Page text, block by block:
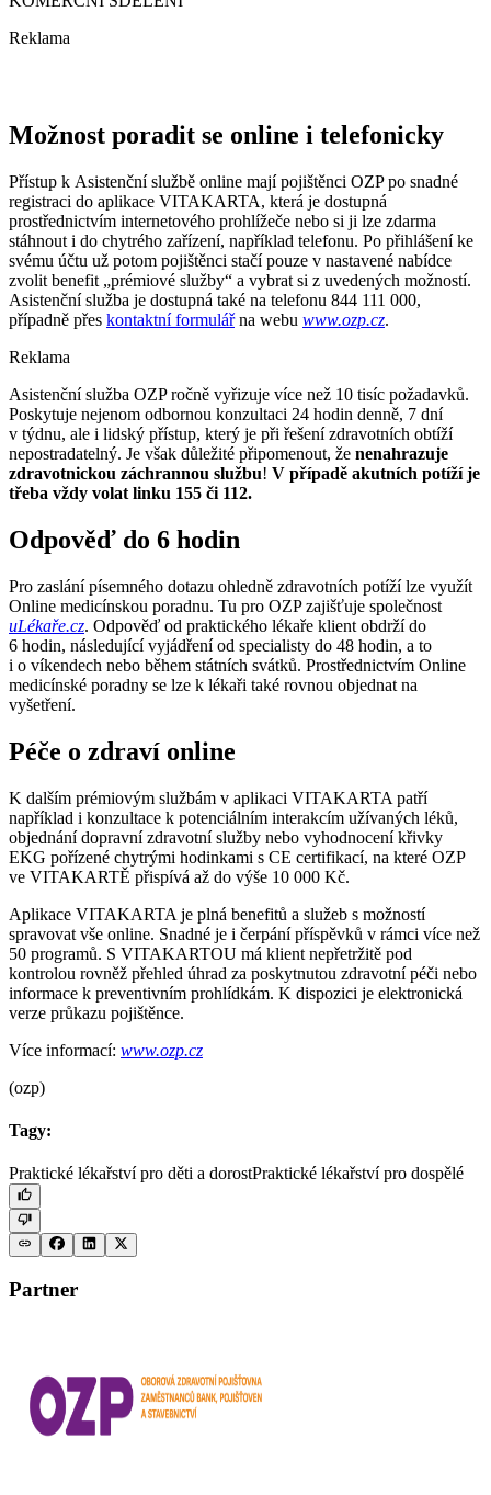
Reklama
Možnost poradit se online i telefonicky
Přístup k Asistenční službě online mají pojištěnci OZP po snadné
registraci do aplikace VITAKARTA, která je dostupná
prostřednictvím internetového prohlížeče nebo si ji lze zdarma
stáhnout i do chytrého zařízení, například telefonu. Po přihlášení ke
svému účtu už potom pojištěnci stačí pouze v nastavené nabídce
zvolit benefit „prémiové služby“ a vybrat si z uvedených možností.
Asistenční služba je dostupná také na telefonu 844 111 000,
případně přes kontaktní formulářna webu www.ozp.cz.
Reklama
Asistenční služba OZP ročně vyřizuje více než 10 tisíc požadavků.
Poskytuje nejenom odbornou konzultaci 24 hodin denně, 7 dní
v týdnu, ale i lidský přístup, který je při řešení zdravotních obtíží
nepostradatelný. Je však důležité připomenout, že nenahrazuje
zdravotnickou záchrannou službu! V případě akutních potíží je
třeba vždy volat linku 155 či 112.
Odpověď do 6 hodin
Pro zaslání písemného dotazu ohledně zdravotních potíží lze využít
Online medicínskou poradnu. Tu pro OZP zajišťuje společnost
uLékaře.cz. Odpověď od praktického lékaře klient obdrží do
6 hodin, následující vyjádření od specialisty do 48 hodin, a to
i o víkendech nebo během státních svátků. Prostřednictvím Online
medicínské poradny se lze k lékaři také rovnou objednat na
vyšetření.
Péče o zdraví online
K dalším prémiovým službám v aplikaci VITAKARTA patří
například i konzultace k potenciálním interakcím užívaných léků,
objednání dopravní zdravotní služby nebo vyhodnocení křivky
EKG pořízené chytrými hodinkami s CE certifikací, na které OZP
ve VITAKARTĚ přispívá až do výše 10 000 Kč.
Aplikace VITAKARTA je plná benefitů a služeb s možností
spravovat vše online. Snadné je i čerpání příspěvků v rámci více než
50 programů. S VITAKARTOU má klient nepřetržitě pod
kontrolou rovněž přehled úhrad za poskytnutou zdravotní péči nebo
informace k preventivním prohlídkám. K dispozici je elektronická
verze průkazu pojištěnce.
Více informací: www.ozp.cz
(ozp)
Tagy:
Praktické lékařství pro děti a dorostPraktické lékařství pro dospělé
Partner